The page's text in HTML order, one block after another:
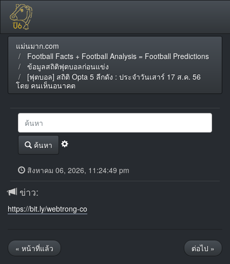
แม่นมาก.com
Football Facts + Football Analysis = Football Predictions
ข้อมูลสถิติฟุตบอลก่อนแข่ง
[ฟุตบอล] สถิติ Opta 5 ลีกดัง : ประจำวันเสาร์ 17 ส.ค. 56
โดย คนเห็นอนาคต
ค้นหา
สิงหาคม 06, 2026, 11:24:49 pm
ข่าว:
https://bit.ly/webtrong-co
« หน้าที่แล้ว ต่อไป »